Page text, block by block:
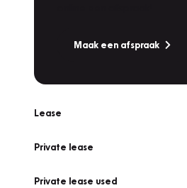
Maak een afspraak
Lease
Private lease
Private lease used